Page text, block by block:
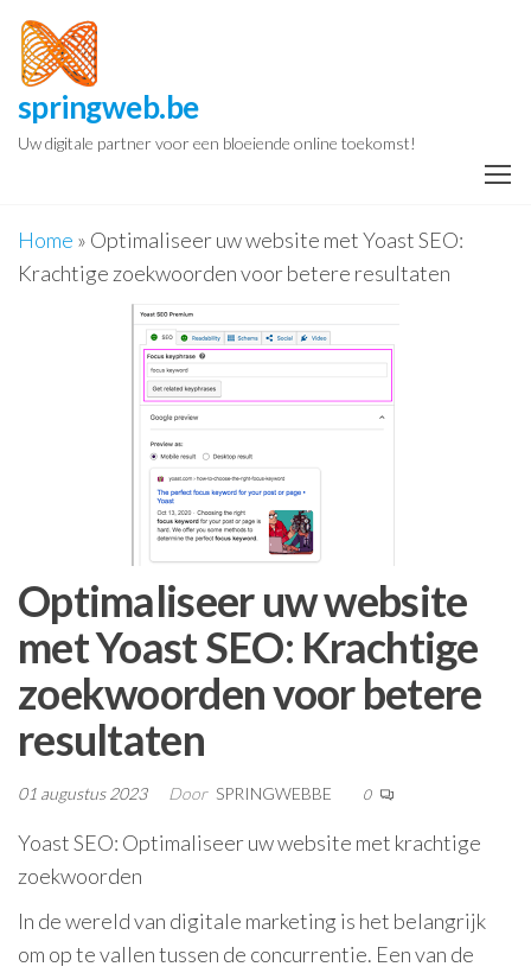
Spring
naar
de
inhoud
springweb.be
Uw digitale partner voor een bloeiende online toekomst!
Home » Optimaliseer uw website met Yoast SEO:
Krachtige zoekwoorden voor betere resultaten
Optimaliseer uw website
met Yoast SEO: Krachtige
zoekwoorden voor betere
resultaten
01 augustus 2023 Door SPRINGWEBBE 0
Yoast SEO: Optimaliseer uw website met krachtige
zoekwoorden
In de wereld van digitale marketing is het belangrijk
om op te vallen tussen de concurrentie. Een van de